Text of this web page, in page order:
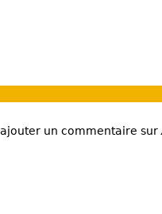
un commentaire sur